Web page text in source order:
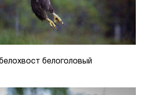
белоголовый